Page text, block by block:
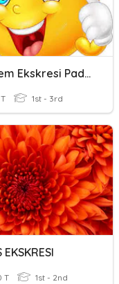
Sistem Ekskresi Pada Manusia
1st - 3rd
EKSKRESI
T 1st - 2nd